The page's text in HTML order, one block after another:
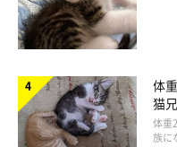
キョトンとした表情でこち
くて、びっくりしちゃった
体
猫
ほ
体重
族に